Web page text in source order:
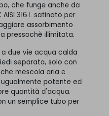
che funge anche da
316 L satinato per
assorbimento
pressochè illimitata.
due vie acqua calda
separato, solo con
mescola aria e
potente ed
quantità d'acqua.
un semplice tubo per